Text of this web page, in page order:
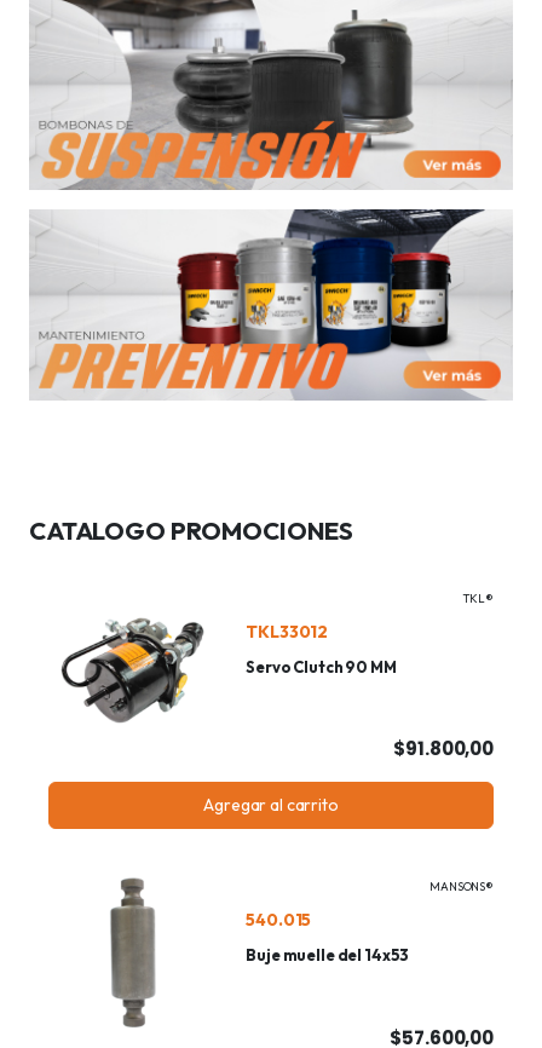
CATALOGO PROMOCIONES
TKL®
TKL33012
Servo Clutch 90 MM
$91.800,00
Agregar al carrito
MANSONS®
540.015
Buje muelle del 14x53
$57.600,00